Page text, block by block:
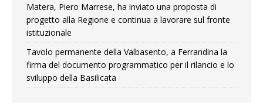
Matera, Piero Marrese, ha inviato una proposta di
progetto alla Regione e continua a lavorare sul fronte
istituzionale
Tavolo permanente della Valbasento, a Ferrandina la
firma del documento programmatico per il rilancio e lo
sviluppo della Basilicata